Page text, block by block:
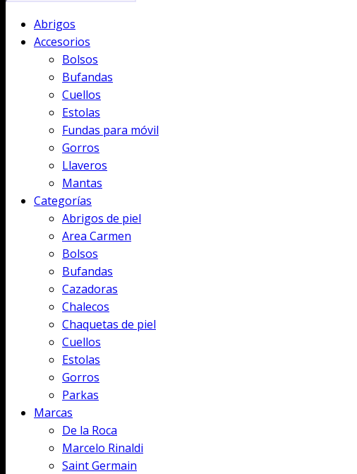
Abrigos
Accesorios
Bolsos
Bufandas
Cuellos
Estolas
Fundas para móvil
Gorros
Llaveros
Mantas
Categorías
Abrigos de piel
Area Carmen
Bolsos
Bufandas
Cazadoras
Chalecos
Chaquetas de piel
Cuellos
Estolas
Gorros
Parkas
Marcas
De la Roca
Marcelo Rinaldi
Saint Germain